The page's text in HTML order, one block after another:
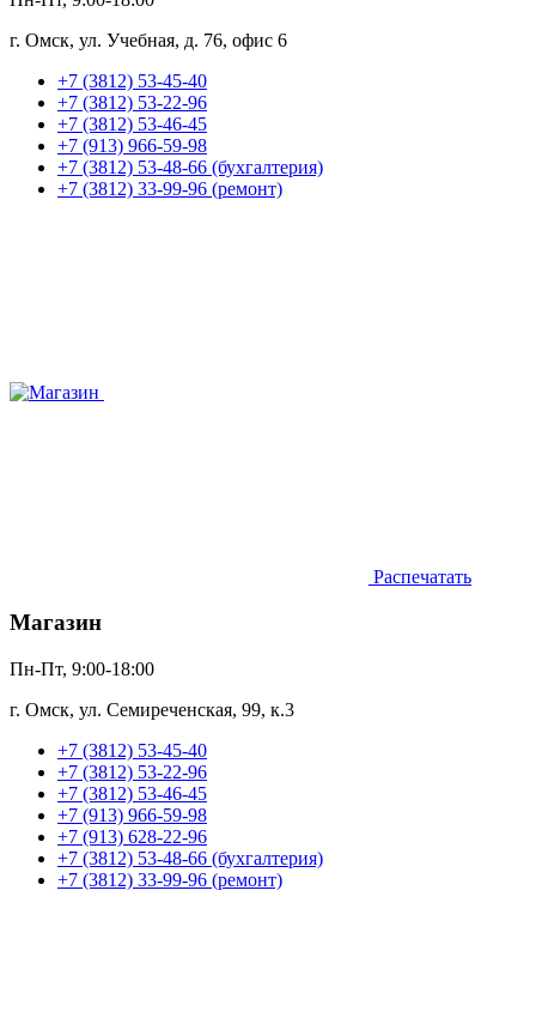
г. Омск, ул. Учебная, д. 76, офис 6
+7 (3812) 53-45-40
+7 (3812) 53-22-96
+7 (3812) 53-46-45
+7 (913) 966-59-98
+7 (3812) 53-48-66 (бухгалтерия)
+7 (3812) 33-99-96 (ремонт)
Распечатать
Магазин
Пн-Пт, 9:00-18:00
г. Омск, ул. Семиреченская, 99, к.3
+7 (3812) 53-45-40
+7 (3812) 53-22-96
+7 (3812) 53-46-45
+7 (913) 966-59-98
+7 (913) 628-22-96
+7 (3812) 53-48-66 (бухгалтерия)
+7 (3812) 33-99-96 (ремонт)